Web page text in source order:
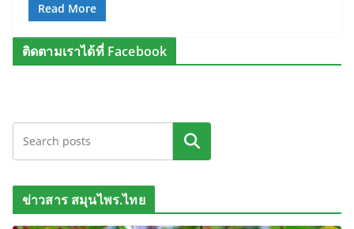
Read More
ติดตามเราได้ที่ Facebook
ค้นหา
ข่าวสาร สมุนไพร.ไทย